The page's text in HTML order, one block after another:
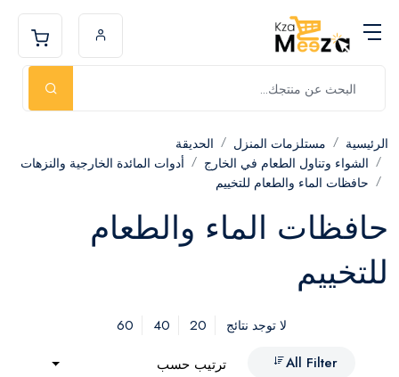
الرئيسية مستلزمات المنزل
الحديقة
الشواء وتناول الطعام في الخارج
أدوات المائدة الخارجية والنزهات
حافظات الماء والطعام للتخييم
حافظات الماء والطعام
للتخييم
لا توجد نتائج 20
40
60
All Filter
ترتيب حسب